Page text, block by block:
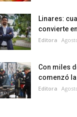
Linares:
convierte
Editora
Con miles
comenzó la
Editora